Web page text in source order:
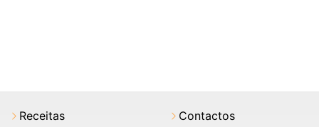
Receitas Contactos